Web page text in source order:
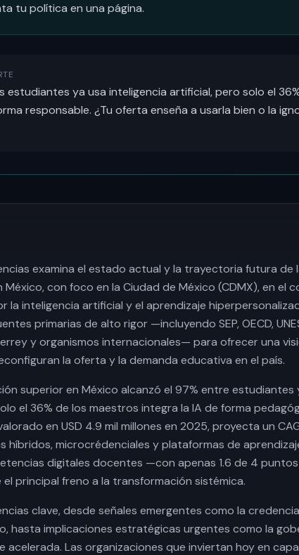
tu política en una página.
estudiantes ya usa inteligencia artificial, pero solo el
responsable. ¿Tu oferta enseña a usarla bien o la
examina el estado actual y la trayectoria futura de
con foco en la Ciudad de México (CDMX), en el
la inteligencia artificial y el aprendizaje
primarias de alto rigor —incluyendo SEP, OECD,
y organismos internacionales— para ofrecer una
la oferta y la demanda educativa en el país.
superior en México alcanzó el 97% entre estudiantes
el 36% de los maestros integra la IA de forma
en USD 4.9 mil millones en 2025, proyecta un
híbridos, microcrédenciales y plataformas de
digitales docentes —con apenas 1.6 de 4
principal freno a la transformación sistémica.
clave, desde señales emergentes como la
hasta implicaciones estratégicas urgentes como la
Las organizaciones que inviertan hoy en